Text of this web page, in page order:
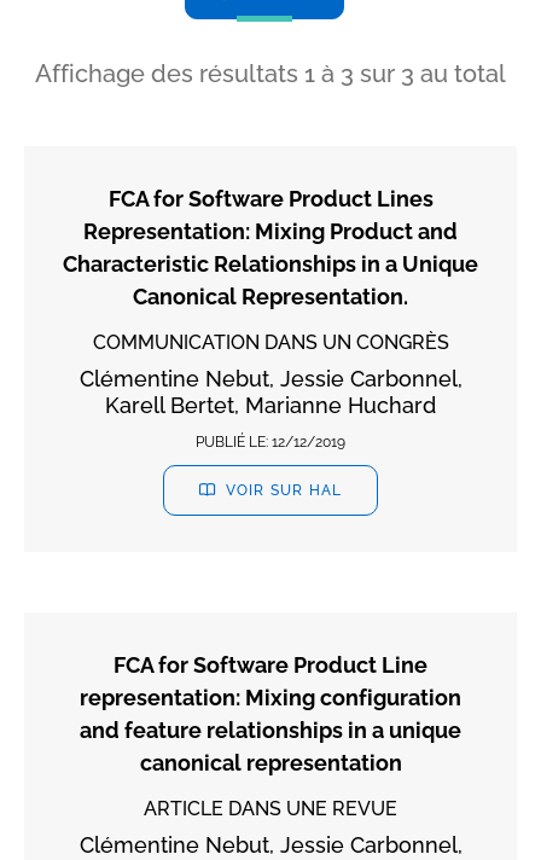
Affichage des résultats 1 à 3 sur 3 au total
FCA for Software Product Lines
Representation: Mixing Product and
Characteristic Relationships in a Unique
Canonical Representation.
COMMUNICATION DANS UN CONGRÈS
Clémentine Nebut, Jessie Carbonnel,
Karell Bertet, Marianne Huchard
PUBLIÉ LE: 12/12/2019
VOIR SUR HAL
FCA for Software Product Line
representation: Mixing configuration
and feature relationships in a unique
canonical representation
ARTICLE DANS UNE REVUE
Clémentine Nebut, Jessie Carbonnel,